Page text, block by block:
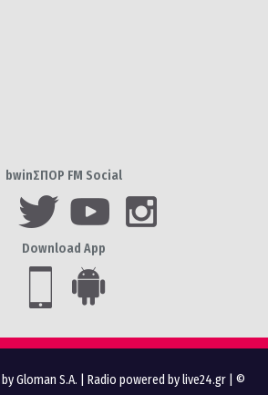
bwinΣΠΟΡ FM Social
Download App
Gloman S.A. Radio powered by live24.gr | ©